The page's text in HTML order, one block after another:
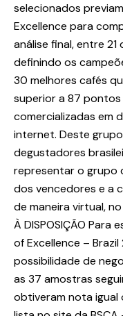
selecionados
Excellence para
análise final, entre
definindo os
30 melhores cafés
superior a 87
comercializadas em
internet. Deste
degustadores
representar o grupo
dos vencedores e a
de maneira virtual, no
À DISPOSIÇÃO
of Excellence –
possibilidade de
as 37 amostras
obtiveram nota igual